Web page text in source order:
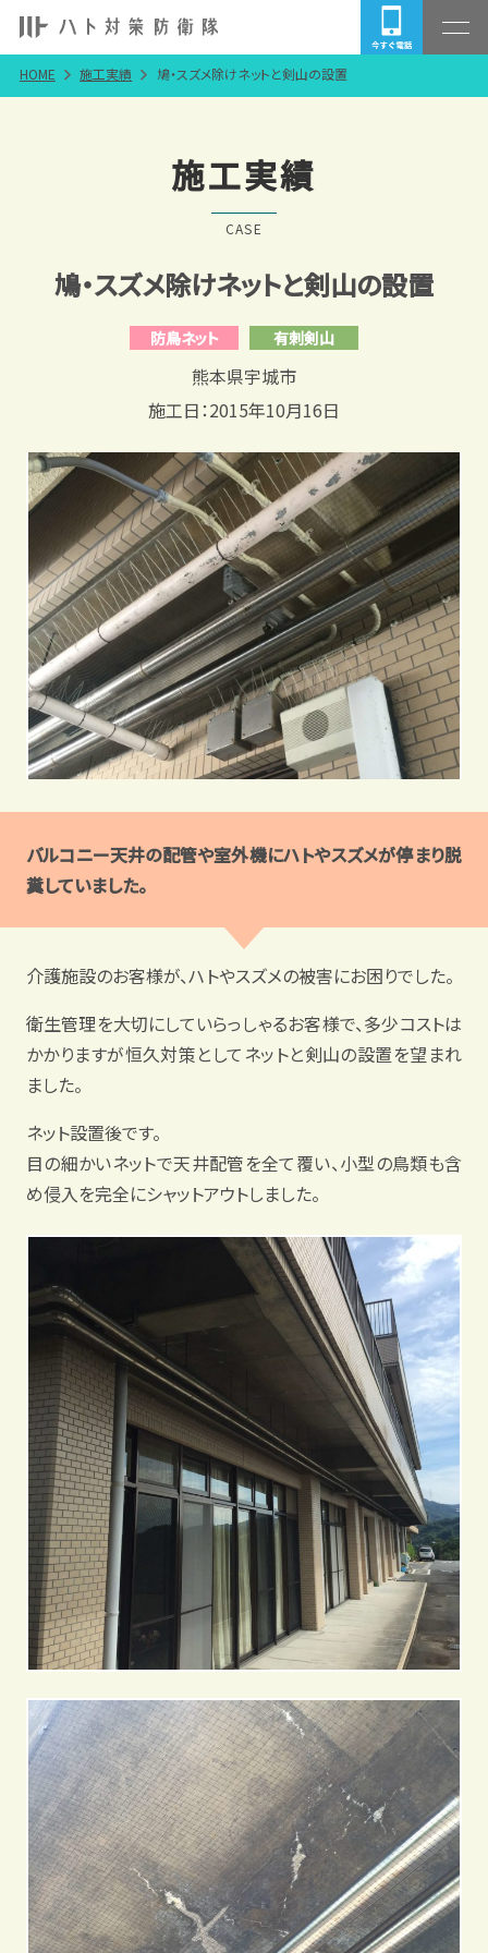
HOME 施工実績 鳩・スズメ除けネットと剣山の設置
施工実績
CASE
鳩・スズメ除けネットと剣山の設置
防鳥ネット 有刺剣山
熊本県宇城市
施工日：2015年10月16日
バルコニー天井の配管や室外機にハトやスズメが停まり脱
糞していました。
介護施設のお客様が、ハトやスズメの被害にお困りでした。
衛生管理を大切にしていらっしゃるお客様で、多少コストは
かかりますが恒久対策としてネットと剣山の設置を望まれ
ました。
ネット設置後です。
目の細かいネットで天井配管を全て覆い、小型の鳥類も含
め侵入を完全にシャットアウトしました。